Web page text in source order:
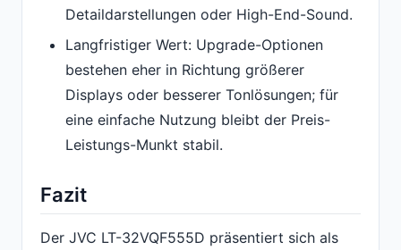
Detaildarstellungen oder High-End-Sound.
Langfristiger Wert: Upgrade-Optionen
bestehen eher in Richtung größerer
Displays oder besserer Tonlösungen; für
eine einfache Nutzung bleibt der Preis-
Leistungs-Munkt stabil.
Fazit
Der JVC LT-32VQF555D präsentiert sich als